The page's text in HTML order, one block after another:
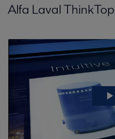
Alfa Laval